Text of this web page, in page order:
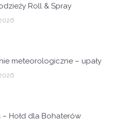
Roll & Spray
meteorologiczne – upały
– Hołd dla Bohaterów